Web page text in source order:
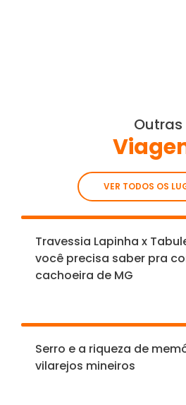
Outras
VER TODOS OS
Travessia Lapinha x
você precisa saber pra
cachoeira de MG
Serro e a riqueza de
vilarejos mineiros